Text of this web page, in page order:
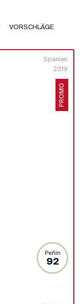
VORSCHLÄGE
Spanien
2019
PROMO
Peñin
92